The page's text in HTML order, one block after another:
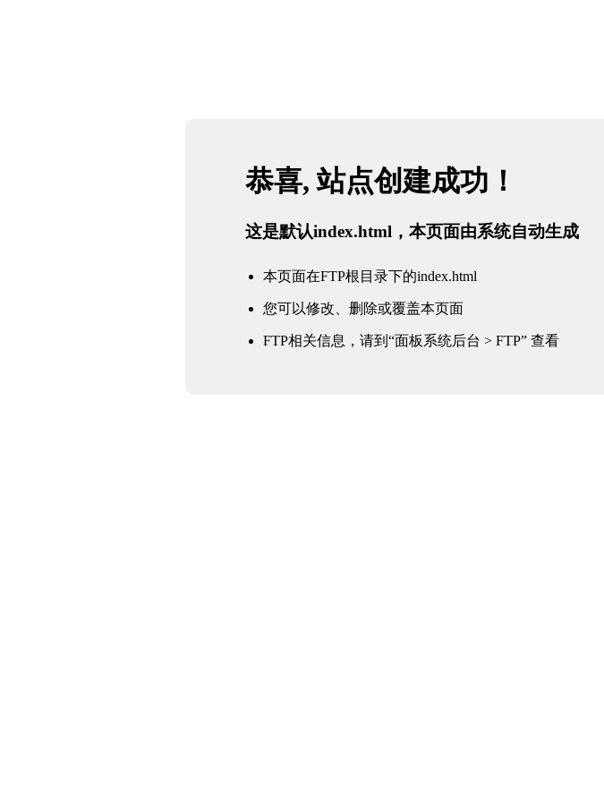
恭喜, 站点创建成功！
这是默认index.html，本页面由系统自动生成
本页面在FTP根目录下的index.html
您可以修改、删除或覆盖本页面
FTP相关信息，请到“面板系统后台 > FTP” 查看